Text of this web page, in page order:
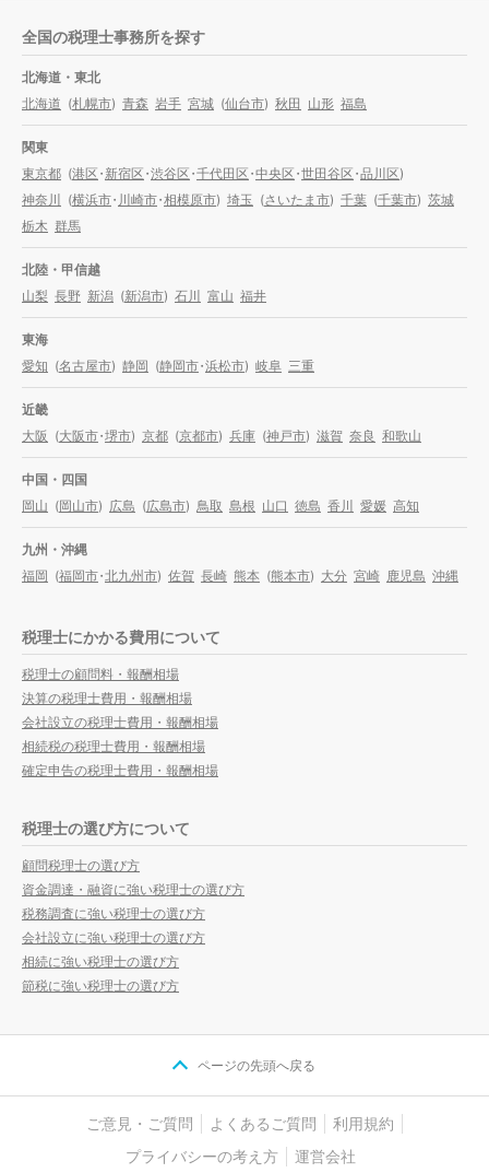
全国の税理士事務所を探す
北海道・東北
北海道 (札幌市) 青森 岩手 宮城 (仙台市) 秋田 山形 福島
関東
東京都 (港区・新宿区・渋谷区・千代田区・中央区・世田谷区・品川区)
神奈川
(横浜市・ 川崎市・相模原市) 埼玉 (さいたま市) 千葉 (千葉市) 茨城
栃木 群馬
北陸・甲信越
山梨 長野 新潟 (新潟市) 石川 富山 福井
東海
愛知 (名古屋市) 静岡 (静岡市・浜松市) 岐阜 三重
近畿
大阪 (大阪市・堺市) 京都 (京都市) 兵庫 (神戸市) 滋賀 奈良 和歌山
中国・四国
岡山 (岡山市) 広島 (広島市) 鳥取 島根 山口 徳島 香川 愛媛 高知
九州・沖縄
福岡 (福岡市・北九州市) 佐賀 長崎 熊本 (熊本市) 大分 宮崎 鹿児島 沖縄
税理士にかかる費用について
税理士の顧問料・報酬相場
決算の税理士費用・報酬相場
会社設立の税理士費用・報酬相場
相続税の税理士費用・報酬相場
確定申告の税理士費用・報酬相場
税理士の選び方について
顧問税理士の選び方
資金調達・融資に強い税理士の選び方
税務調査に強い税理士の選び方
会社設立に強い税理士の選び方
相続に強い税理士の選び方
節税に強い税理士の選び方
ページの先頭へ戻る
ご意見・ご質問 よくあるご質問
利用規約
プライバシーの考え方
運営会社